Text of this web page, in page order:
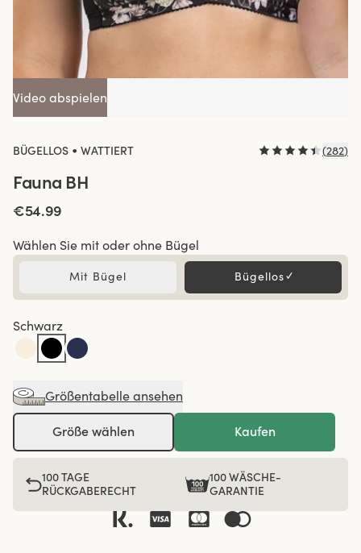
Video abspielen
BÜGELLOS • WATTIERT (282)
Fauna BH
€54.99
Wählen Sie mit oder ohne Bügel
Mit Bügel Bügellos✓
Schwarz
Größentabelle ansehen
Größe wählen Kaufen
100 TAGE
RÜCKGABERECHT
100 WÄSCHE-
GARANTIE